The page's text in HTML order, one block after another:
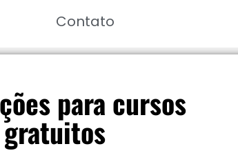
Contato
para cursos